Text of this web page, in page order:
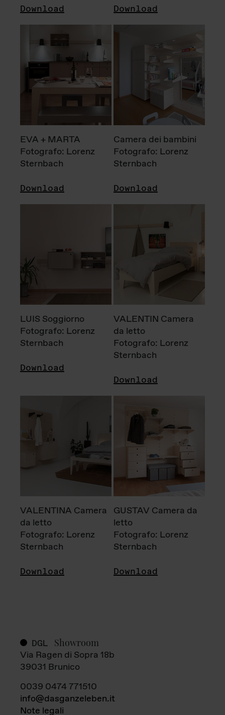
Download Download
EVA + MARTA
Fotografo: Lorenz
Sternbach
Download
Camera dei bambini
Fotografo: Lorenz
Sternbach
Download
LUIS Soggiorno
Fotografo: Lorenz
Sternbach
Download
VALENTIN Camera
da letto
Fotografo: Lorenz
Sternbach
Download
VALENTINA Camera
da letto
Fotografo: Lorenz
Sternbach
Download
GUSTAV Camera da
letto
Fotografo: Lorenz
Sternbach
Download
DGL Showroom
Via Ragen di Sopra 18b
39031 Brunico
0039 0474 771510
info@dasganzeleben.it
Note legali